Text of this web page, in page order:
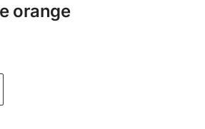
orange